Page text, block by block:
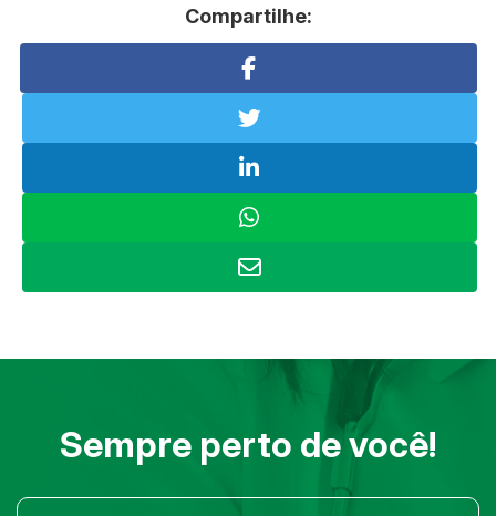
Compartilhe:
Sempre perto de você!